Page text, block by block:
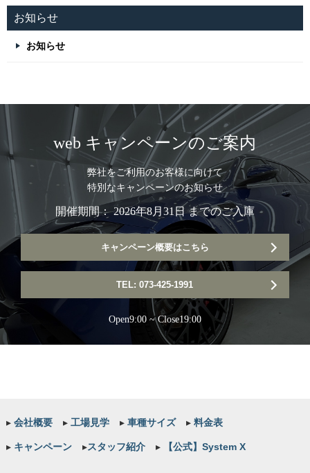
お知らせ
お知らせ
web キャンペーンのご案内
弊社をご利用のお客様に向けて
特別なキャンペーンのお知らせ
開催期間： 2026年8月31日 までのご入庫
キャンペーン概要はこちら
TEL: 073-425-1991
Open9:00 ~ Close19:00
▸会社概要 ▸工場見学 ▸車種サイズ ▸料金表
▸キャンペーン ▸スタッフ紹介 ▸【公式】System X